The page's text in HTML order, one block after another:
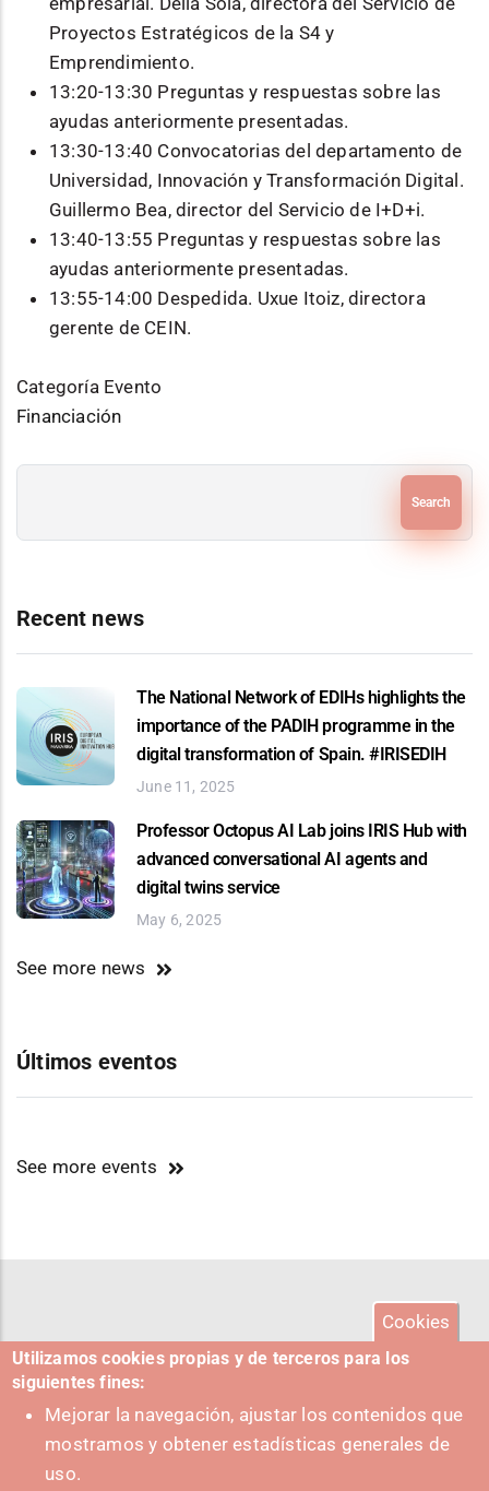
Proyectos Estratégicos de la S4 y
Emprendimiento.
13:20-13:30 Preguntas y respuestas sobre las
ayudas anteriormente presentadas.
13:30-13:40 Convocatorias del departamento de
Universidad, Innovación y Transformación Digital.
Guillermo Bea, director del Servicio de I+D+i.
13:40-13:55 Preguntas y respuestas sobre las
ayudas anteriormente presentadas.
13:55-14:00 Despedida. Uxue Itoiz, directora
gerente de CEIN.
Categoría Evento
Financiación
Recent news
The National Network of EDIHs highlights the
importance of the PADIH programme in the
digital transformation of Spain. #IRISEDIH
June 11, 2025
Professor Octopus AI Lab joins IRIS Hub with
advanced conversational AI agents and
digital twins service
May 6, 2025
See more news
Últimos eventos
See more events
Cookies
Utilizamos cookies propias y de terceros para los
siguientes fines:
Mejorar la navegación, ajustar los contenidos que
mostramos y obtener estadísticas generales de
uso.